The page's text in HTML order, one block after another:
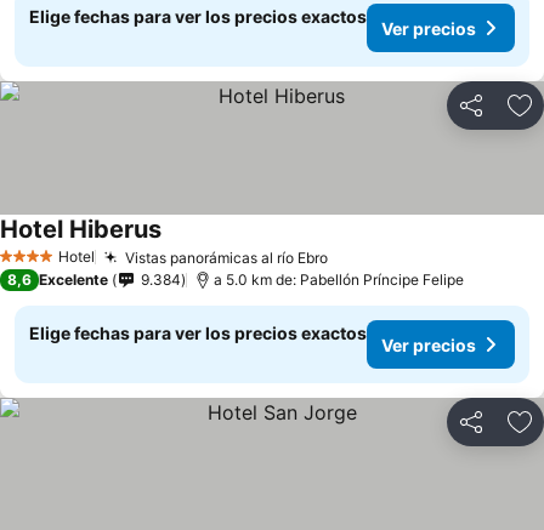
Elige fechas para ver los precios exactos
Ver precios
Compartir
4 EstrellasHotel Vistas panorámicas al río EbroVer precios
Hotel HiberusVer precios
8,6 Excelente 9.384 a 5.0 km de: Pabellón Príncipe Felipe
Elige fechas para ver los precios exactos
Ver precios
Compartir